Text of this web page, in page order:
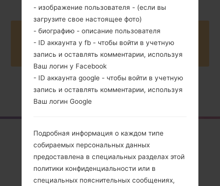
Buy accessories on Amazon
Главная →Серия →LG Helix →LGMT310
Обзор
LGMT310(LGMT310)
akaLG Helix
- изображение пользователя - (если вы
загрузите свое настоящее фото)
- биографию - описание пользователя
- ID аккаунта у fb - чтобы войти в учетную
запись и оставлять комментарии, используя
Ваш логин у Facebook
- ID аккаунта google - чтобы войти в учетную
запись и оставлять комментарии, используя
Ваш логин Google
Подробная информация о каждом типе
собираемых персональных данных
предоставлена в специальных разделах этой
политики конфиденциальности или в
специальных пояснительных сообщениях,